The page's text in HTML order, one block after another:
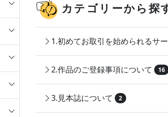
カテゴリーから探
1.初めてお取引を始められるサ
2.作品のご登録事項について 16
3.見本誌について 2